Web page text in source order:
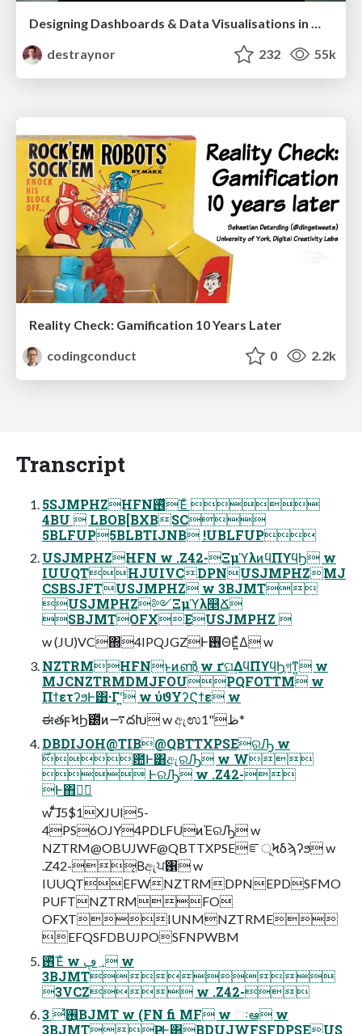
Designing Dashboards & Data Visualisations in Web Apps
destraynor
232 55k
Reality Check: Gamification 10 Years Later
codingconduct
0 2.2k
Transcript
5SJMPHZHFN࢖ͬͯΈͨ 
4BU  LBOB[BXBSC
5BLFUP5BLBTIJNB !UBLFUP
USJMPHZHFN w .Z42-ΞμϓλͷϥΠϒϥϦ w
IUUQTHJUIVCDPNUSJMPHZMJ
CSBSJFTUSJMPHZ w 3BJMT
USJMPHZ༻Ξμϓλ௥Ճ
SBJMTOFXEUSJMPHZ 
w (JU)VC΍4IPQJGZͰ࢖ΘΕ͍ͯΔ w
NZTRMHFNͱͷൺֱ w ґଘ͢ΔϥΠϒϥϦ͕গͳ͍ w
MJCNZTRMDMJFOUPQFOTTM w
ΠϯετʔϧͰ͸·Γʹ͍͘ w ύϑΥʔϚϯε w
ಈతϝϞϦׂ౰ͯͷ࠷దԽ w ඇಉظ"1*
DBDIJOH@TIB@QBTTXPSEରԠ w
࣌఺Ͱ͸ඇରԠ w W
 ͰରԠ w .Z42-
Ͱ΋ಈ͘
w ͨͩ͠ɺ5$1XJUI5-
4PS6OJY4PDLFUͷΈରԠ w
NZTRM@OBUJWF@QBTTXPSEೝূϞδϡʔϧ w
.Z42-͔Βඇਪ঑ w
IUUQTEFWNZTRMDPNEPDSFMO
PUFTNZTRMFO
OFXTIUNMNZTRME
EFQSFDBUJPOSFNPWBM
࢖ͬͯΈͨ w ؀ڥ w
3BJMT
3VCZ w .Z42-
࢖͍ํ 3BJMT w (FN fi MF w ઃఆ w
3BJMTҎԼͰ͸BDUJWFSFDPSEUS